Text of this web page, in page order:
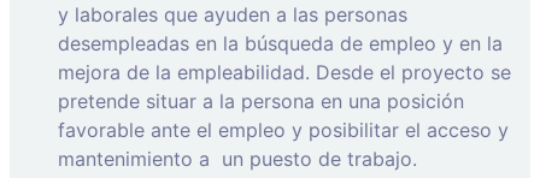
y laborales que ayuden a las personas
desempleadas en la búsqueda de empleo y en la
mejora de la empleabilidad. Desde el proyecto se
pretende situar a la persona en una posición
favorable ante el empleo y posibilitar el acceso y
mantenimiento a un puesto de trabajo.